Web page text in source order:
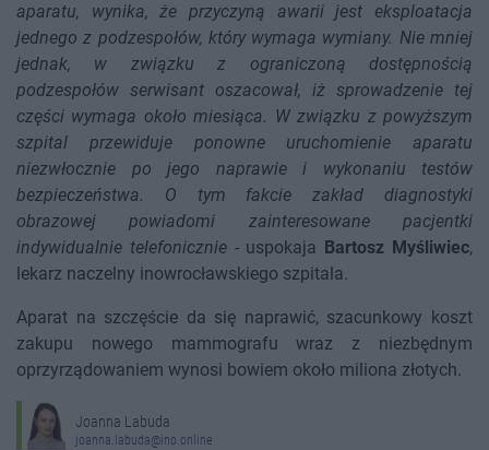
aparatu, wynika, że przyczyną awarii jest eksploatacja
jednego z podzespołów, który wymaga wymiany. Nie mniej
jednak, w związku z ograniczoną dostępnością
podzespołów serwisant oszacował, iż sprowadzenie tej
części wymaga około miesiąca. W związku z powyższym
szpital przewiduje ponowne uruchomienie aparatu
niezwłocznie po jego naprawie i wykonaniu testów
bezpieczeństwa. O tym fakcie zakład diagnostyki
obrazowej powiadomi zainteresowane pacjentki
indywidualnie telefonicznie- uspokaja Bartosz Myśliwiec,
lekarz naczelny inowrocławskiego szpitala.
Aparat na szczęście da się naprawić, szacunkowy koszt
zakupu nowego mammografu wraz z niezbędnym
oprzyrządowaniem wynosi bowiem około miliona złotych.
Joanna Labuda
joanna.labuda@ino.online